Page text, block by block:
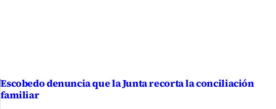
Escobedo denuncia que la Junta recorta la conciliación
familiar